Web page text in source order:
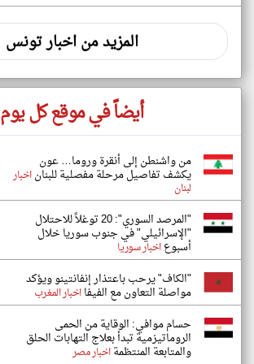
المزيد من اخبار تونس
أيضاً في موقع كل يوم
من واشنطن إلى أنقرة وروما… عون
يكشف تفاصيل مرحلة مفصلية للبناناخبار
لبنان
"المرصد السوري": 20 توغلاً للاحتلال
"الإسرائيلي" في جنوب سوريا خلال
أسبوعاخبار سوريا
"الكاف" يرحب باعتذار إنفانتينو ويؤكد
مواصلة التعاون مع الفيفااخبار المغرب
حسام موافي: الوقاية من الحمى
الروماتيزمية تبدأ بعلاج التهابات الحلق
والمتابعة المنتظمةاخبار مصر